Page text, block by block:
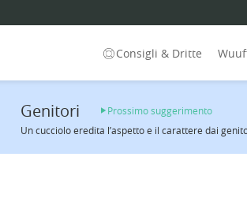
Consigli & Dritte
Genitori
Prossimo suggerimento
Un cucciolo eredita l’aspetto e il carattere dai